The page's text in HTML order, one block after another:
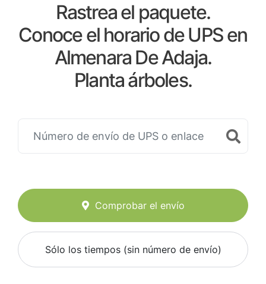
Rastrea el paquete.
Conoce el horario de UPS en
Almenara De Adaja.
Planta árboles.
Comprobar el envío
Sólo los tiempos (sin número de envío)